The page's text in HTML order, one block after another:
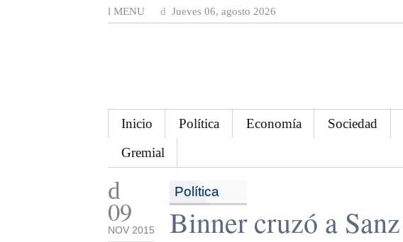
MENU Jueves 06, agosto 2026
Inicio Política Economía Sociedad
Gremial
09
NOV 2015
Política
Binner cruzó a Sanz